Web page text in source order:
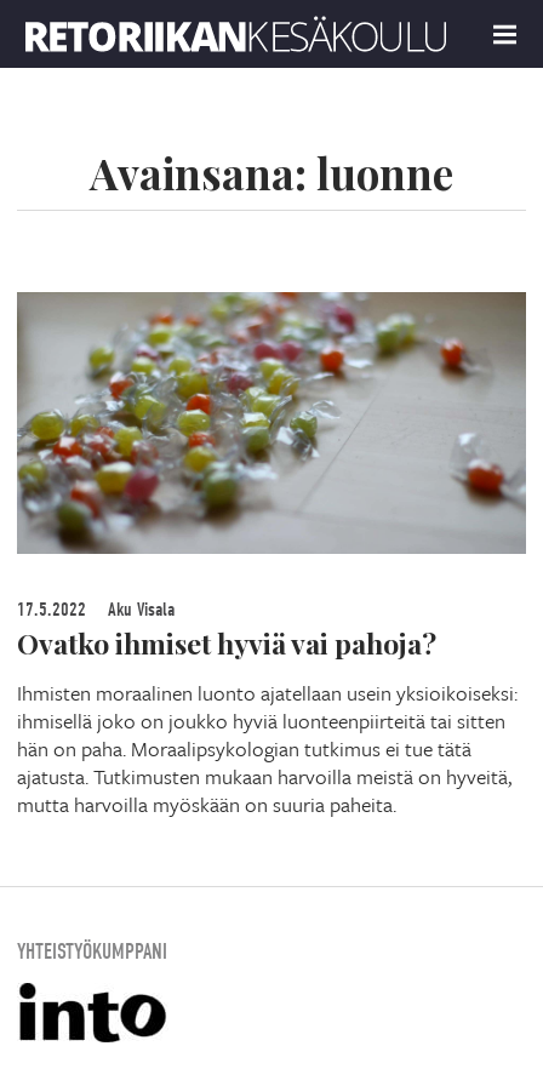
MENU
Avainsana: luonne
17.5.2022 Aku Visala
Ovatko ihmiset hyviä vai pahoja?
Ihmisten moraalinen luonto ajatellaan usein yksioikoiseksi:
ihmisellä joko on joukko hyviä luonteenpiirteitä tai sitten
hän on paha. Moraalipsykologian tutkimus ei tue tätä
ajatusta. Tutkimusten mukaan harvoilla meistä on hyveitä,
mutta harvoilla myöskään on suuria paheita.
YHTEISTYÖKUMPPANI